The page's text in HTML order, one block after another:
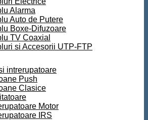
Alarma
Auto de Putere
Boxe-Difuzoare
TV Coaxial
si Accesorii UTP-FTP
intrerupatoare
Push
Clasice
Motor
IRS